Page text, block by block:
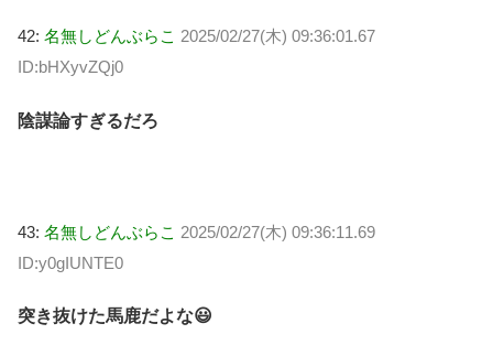
42: 名無しどんぶらこ 2025/02/27(木) 09:36:01.67
ID:bHXyvZQj0
陰謀論すぎるだろ
43: 名無しどんぶらこ 2025/02/27(木) 09:36:11.69
ID:y0gIUNTE0
突き抜けた馬鹿だよな😃